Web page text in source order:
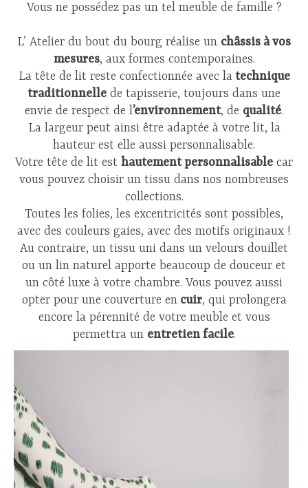
Vous ne possédez pas un tel meuble de famille ?
L’ Atelier du bout du bourg réalise un châssis à vos
mesures, aux formes contemporaines.
La tête de lit reste confectionnée avec latechnique
traditionnelle de tapisserie, toujours dans une
envie de respect de l’environnement, de qualité.
La largeur peut ainsi être adaptée à votre lit, la
hauteur est elle aussi personnalisable.
Votre tête de lit est hautement personnalisable car
vous pouvez choisir un tissu dans nos nombreuses
collections.
Toutes les folies, les excentricités sont possibles,
avec des couleurs gaies, avec des motifs originaux !
Au contraire, un tissu uni dans un velours douillet
ou un lin naturel apporte beaucoup de douceur et
un côté luxe à votre chambre. Vous pouvez aussi
opter pour une couverture encuir, qui prolongera
encore la pérennité de votre meuble et vous
permettra un entretien facile.